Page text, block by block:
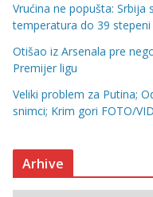
Vrućina ne popušta: Srbija
temperatura do 39 stepeni
Otišao iz Arsenala pre
Premijer ligu
Veliki problem za Putina;
snimci; Krim gori FOTO/
Arhive